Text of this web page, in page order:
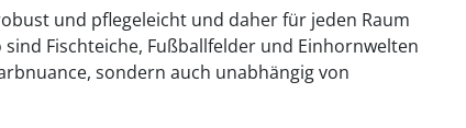
und pflegeleicht und daher für jeden Raum
Fischteiche, Fußballfelder und Einhornwelten
sondern auch unabhängig von